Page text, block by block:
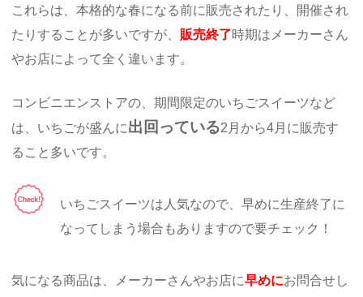
これらは、本格的な春になる前に販売されたり、開催され
たりすることが多いですが、 販売終了時期はメーカーさん
やお店によって全く違います。
コンビニエンストアの、期間限定のいちごスイーツなど
は、いちごが盛んに出回っている2月から4月に販売す
ること多いです。
いちごスイーツは人気なので、早めに生産終了に
なってしまう場合もありますので要チェック！
気になる商品は、メーカーさんやお店に早めにお問合せし